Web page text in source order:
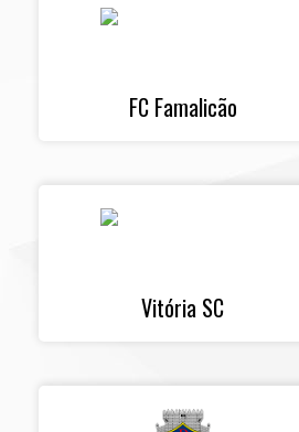
FC Famalicão
Vitória SC